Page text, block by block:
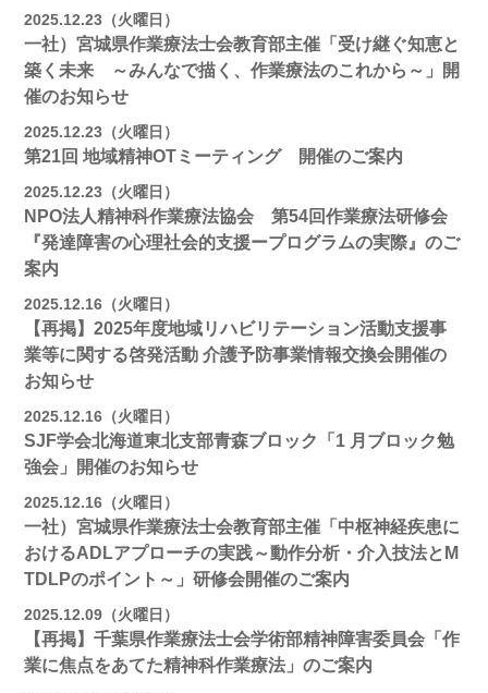
2025.12.23（火曜日）
一社）宮城県作業療法士会教育部主催「受け継ぐ知恵と
築く未来 ～みんなで描く、作業療法のこれから～」開
催のお知らせ
2025.12.23（火曜日）
第21回 地域精神OTミーティング 開催のご案内
2025.12.23（火曜日）
NPO法人精神科作業療法協会 第54回作業療法研修会
『発達障害の心理社会的支援ープログラムの実際』のご
案内
2025.12.16（火曜日）
【再掲】2025年度地域リハビリテーション活動⽀援事
業等に関する啓発活動 介護予防事業情報交換会開催の
お知らせ
2025.12.16（火曜日）
SJF学会北海道東北支部⻘森ブロック「1 月ブロック勉
強会」開催のお知らせ
2025.12.16（火曜日）
一社）宮城県作業療法士会教育部主催「中枢神経疾患に
おけるADLアプローチの実践～動作分析・介入技法とM
TDLPのポイント～」研修会開催のご案内
2025.12.09（火曜日）
【再掲】千葉県作業療法士会学術部精神障害委員会「作
業に焦点をあてた精神科作業療法」のご案内